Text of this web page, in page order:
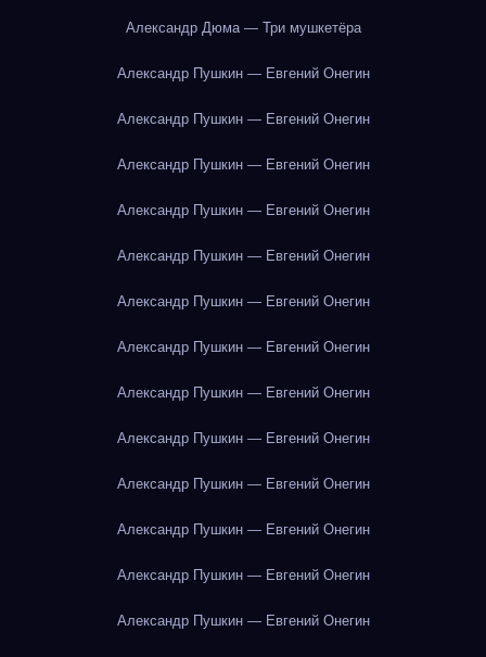
Александр Дюма — Три мушкетёра
Александр Пушкин — Евгений Онегин
Александр Пушкин — Евгений Онегин
Александр Пушкин — Евгений Онегин
Александр Пушкин — Евгений Онегин
Александр Пушкин — Евгений Онегин
Александр Пушкин — Евгений Онегин
Александр Пушкин — Евгений Онегин
Александр Пушкин — Евгений Онегин
Александр Пушкин — Евгений Онегин
Александр Пушкин — Евгений Онегин
Александр Пушкин — Евгений Онегин
Александр Пушкин — Евгений Онегин
Александр Пушкин — Евгений Онегин